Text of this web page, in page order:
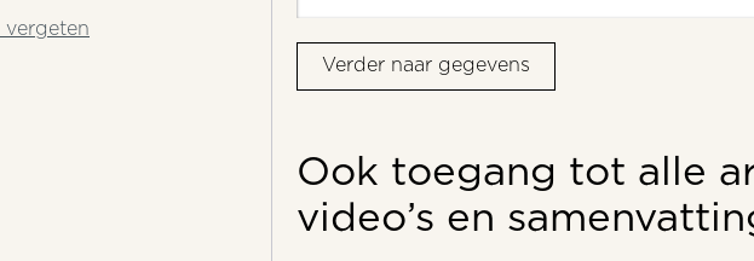
Verder naar gegevens
Ook toegang tot alle
video’s en